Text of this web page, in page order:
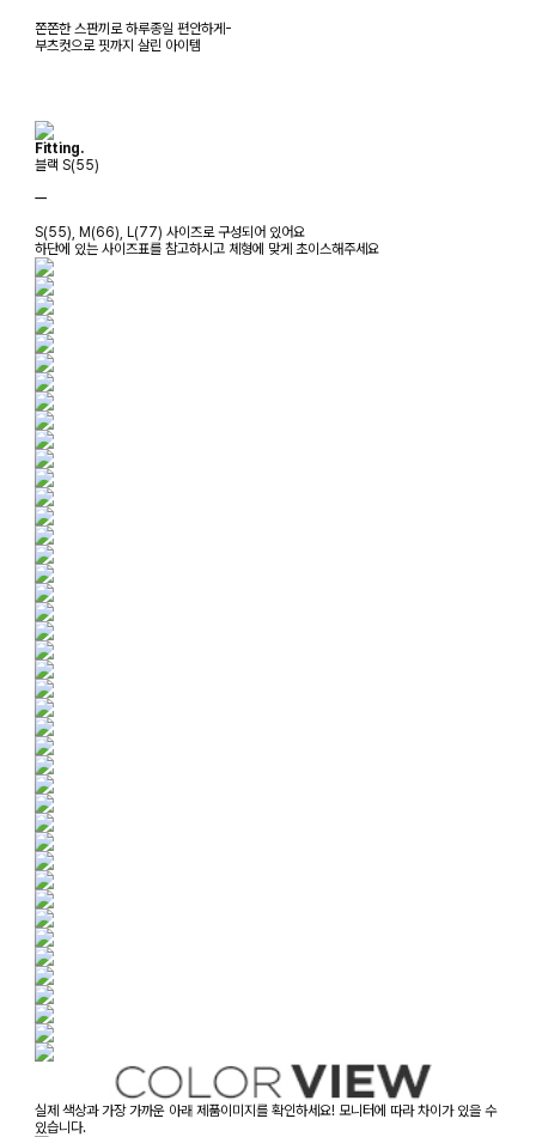
쫀쫀한 스판끼로 하루종일 편안하게-
부츠컷으로 핏까지 살린 아이템
Fitting.
블랙 S(55)
ㅡ
S(55), M(66), L(77) 사이즈로 구성되어 있어요
하단에 있는 사이즈표를 참고하시고 체형에 맞게 초이스해주세요
실제 색상과 가장 가까운 아래 제품이미지를 확인하세요! 모니터에 따라 차이가 있을 수
있습니다.